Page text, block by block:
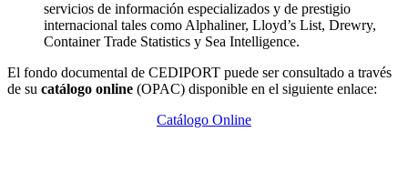
servicios de información especializados y de prestigio
internacional tales como Alphaliner, Lloyd’s List, Drewry,
Container Trade Statistics y Sea Intelligence.
El fondo documental de CEDIPORT puede ser consultado a través
de su catálogo online (OPAC) disponible en el siguiente enlace:
Catálogo Online